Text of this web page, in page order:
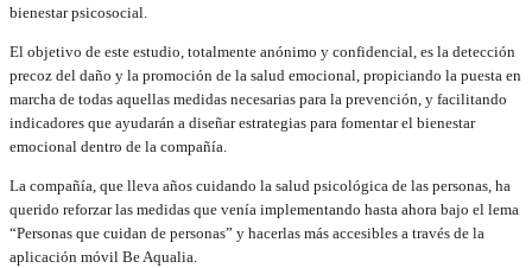
bienestar psicosocial.
El objetivo de este estudio, totalmente anónimo y confidencial, es la detección
precoz del daño y la promoción de la salud emocional, propiciando la puesta en
marcha de todas aquellas medidas necesarias para la prevención, y facilitando
indicadores que ayudarán a diseñar estrategias para fomentar el bienestar
emocional dentro de la compañía.
La compañía, que lleva años cuidando la salud psicológica de las personas, ha
querido reforzar las medidas que venía implementando hasta ahora bajo el lema
“Personas que cuidan de personas” y hacerlas más accesibles a través de la
aplicación móvil Be Aqualia.